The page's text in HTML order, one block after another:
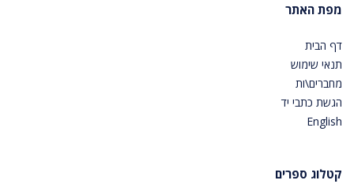
מפת האתר
דף הבית
תנאי שימוש
מחברים\ות
הגשת כתבי יד
English
קטלוג ספרים